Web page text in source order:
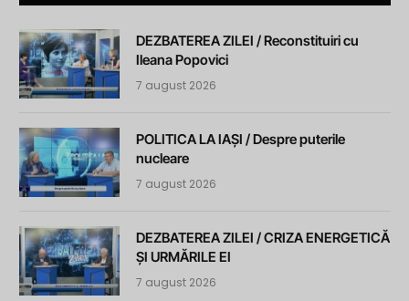
DEZBATEREA ZILEI / Reconstituiri cu
Ileana Popovici
7 august 2026
POLITICA LA IAȘI / Despre puterile
nucleare
7 august 2026
DEZBATEREA ZILEI / CRIZA ENERGETICĂ
ȘI URMĂRILE EI
7 august 2026